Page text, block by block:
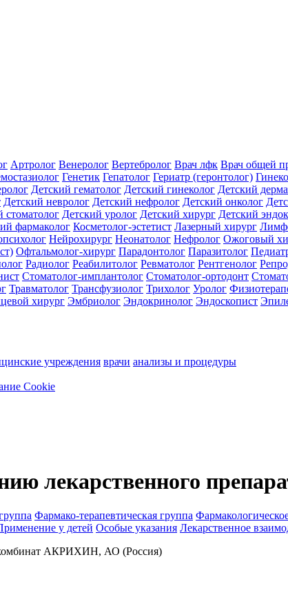
Артролог Венеролог Вертебролог Врач лфк Врач общей
Генетик Гепатолог Гериатр (геронтолог)
Детский гематолог Детский гинеколог Детский
Детский невролог Детский нефролог Детский онколог
стоматолог Детский уролог Детский хирург Детский
фармаколог Косметолог-эстетист Лазерный хирург
Нейрохирург Неонатолог Нефролог Ожоговый
Офтальмолог-хирург Парадонтолог Паразитолог
Радиолог Реабилитолог Ревматолог Рентгенолог
Стоматолог-имплантолог Стоматолог-ортодонт
Травматолог Трансфузиолог Трихолог Уролог
хирург Эмбриолог Эндокринолог Эндоскопист
учреждения врачи анализы и процедуры
Cookie
лекарственного
Фармако-терапевтическая группа
у детей Особые указания Лекарственное
АКРИХИН, АО (Россия)